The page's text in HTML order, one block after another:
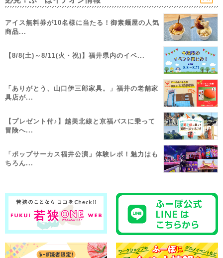
アイス無料券が10名様に当たる！御素麺屋の人気
商品...
【8/8(土)～8/11(火・祝)】福井県内のイベ...
「ありがとう、山口伊三郎家具。」福井の老舗家
具店が...
【プレゼント付♪】越美北線と京福バスに乗って
冒険へ...
「ポップサーカス福井公演」体験レポ！魅力はも
ちろん...